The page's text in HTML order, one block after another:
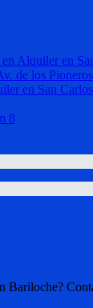
en San
8
Bariloche?